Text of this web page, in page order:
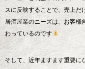
スに反映することで、売上だ
居酒屋業のニーズは、お客様
わっているのです
そして、近年ますます重要に